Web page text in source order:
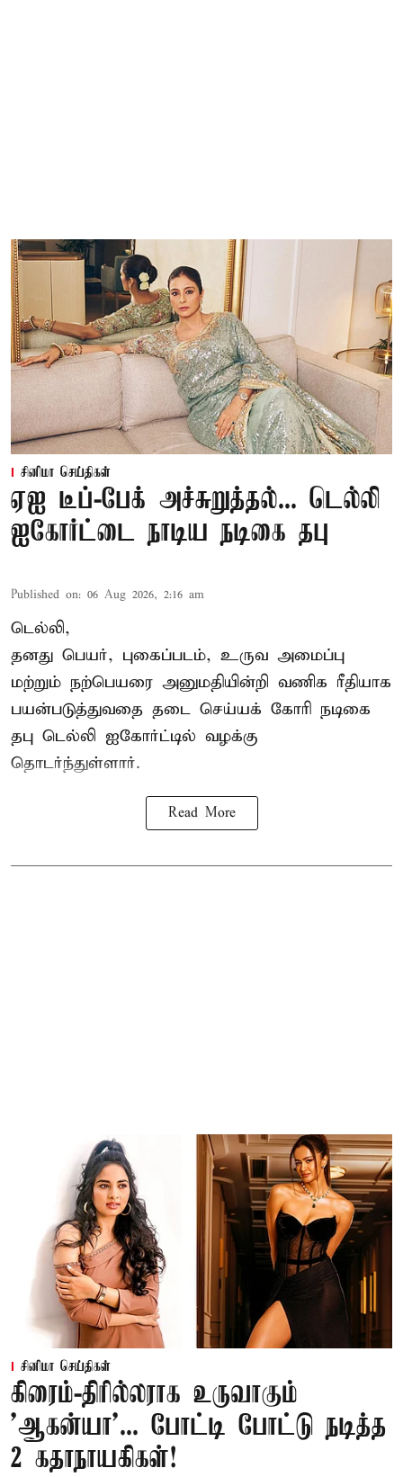
சினிமா செய்திகள்
ஏஐ டீப்-பேக் அச்சுறுத்தல்... டெல்லி
ஐகோர்ட்டை நாடிய நடிகை தபு
Published on: 06 Aug 2026, 2:16 am
டெல்லி,
தனது பெயர், புகைப்படம், உருவ அமைப்பு
மற்றும் நற்பெயரை அனுமதியின்றி வணிக ரீதியாக
பயன்படுத்துவதை தடை செய்யக் கோரி நடிகை
தபு டெல்லி ஐகோர்ட்டில் வழக்கு
தொடர்ந்துள்ளார்.
Read More
சினிமா செய்திகள்
கிரைம்-திரில்லராக உருவாகும்
'ஆகன்யா'... போட்டி போட்டு நடித்த
2 கதாநாயகிகள்!